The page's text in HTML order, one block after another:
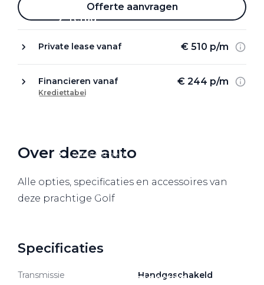
Terug
Website Pon Center Zakelijk
Leasevormen
Lease acties
Zakelijke Lease acties
Offerte aanvragen
Private lease vanaf € 510 p/m
Financieren vanaf € 244 p/m
Krediettabel
Over deze auto
Alle opties, specificaties en accessoires van
deze prachtige Golf
Specificaties
Transmissie Handgeschakeld